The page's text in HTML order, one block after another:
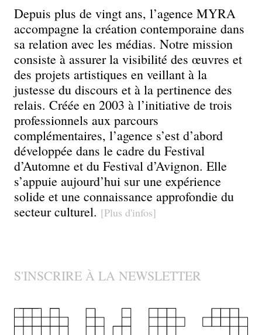
presse
et
communication
pour
la
création
contemporaine
Depuis plus de vingt ans, l’agence MYRA
accompagne la création contemporaine dans
sa relation avec les médias. Notre mission
consiste à assurer la visibilité des œuvres et
des projets artistiques en veillant à la
justesse du discours et à la pertinence des
relais. Créée en 2003 à l’initiative de trois
professionnels aux parcours
complémentaires, l’agence s’est d’abord
développée dans le cadre du Festival
d’Automne et du Festival d’Avignon. Elle
s’appuie aujourd’hui sur une expérience
solide et une connaissance approfondie du
secteur culturel. [Plus d'infos]
S'INSCRIRE À LA NEWSLETTER